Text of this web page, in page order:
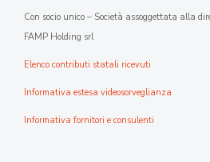
Con socio unico – Società assoggettata alla
FAMP Holding srl
Elenco contributi statali ricevuti
Informativa estesa videosorveglianza
Informativa fornitori e consulenti